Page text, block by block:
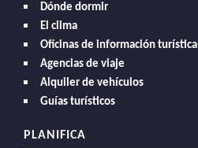
Dónde dormir
El clima
Oficinas de información turística
Agencias de viaje
Alquiler de vehículos
Guías turísticos
PLANIFICA